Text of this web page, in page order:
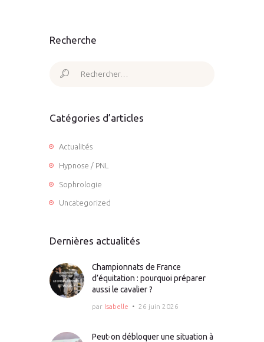
Recherche
Rechercher :
Catégories d’articles
Actualités
Hypnose / PNL
Sophrologie
Uncategorized
Dernières actualités
Championnats de France
d’équitation : pourquoi préparer
aussi le cavalier ?
par Isabelle 26 juin 2026
Peut-on débloquer une situation à